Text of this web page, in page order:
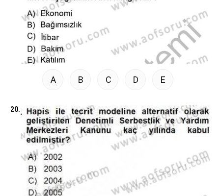
A B C D E
20.